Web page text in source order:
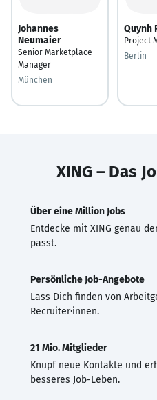
Johannes
Neumaier
Senior Marketplace
Manager
München
Quynh
Project
Berlin
XING – Das
Über eine Million Jobs
Entdecke mit XING genau
passt.
Persönliche Job-Angebote
Lass Dich finden von
Recruiter·innen.
21 Mio. Mitglieder
Knüpf neue Kontakte und
besseres Job-Leben.